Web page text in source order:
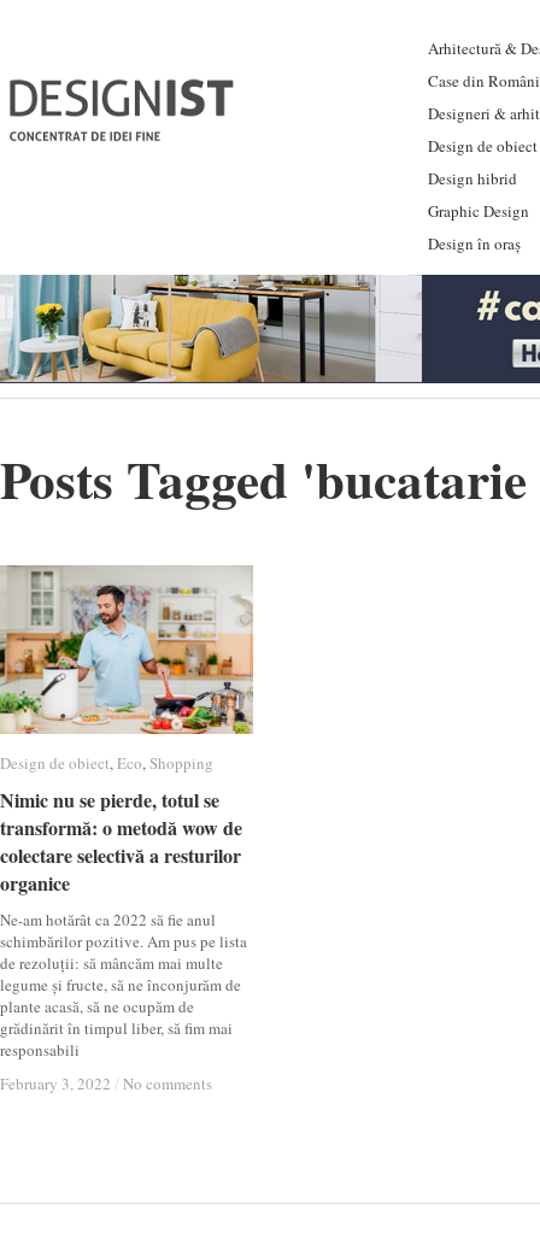
Arhitectură &
Case din
Designeri &
Design de obiect
Design hibrid
Graphic Design
Design în oraș
Posts Tagged '
Design de obiect,Eco,Shopping
Nimic nu se pierde, totul se
transformă: o metodă wow de
colectare selectivă a resturilor
organice
Ne-am hotărât ca 2022 să fie anul
schimbărilor pozitive. Am pus pe lista
de rezoluții: să mâncăm mai multe
legume și fructe, să ne înconjurăm de
plante acasă, să ne ocupăm de
grădinărit în timpul liber, să fim mai
responsabili
February 3, 2022 / No comments
Design de obiect Eco Shopping
Nimic nu se pierde, totul se
transformă: o metodă wow de
colectare selectivă a resturilor
organice
February 3, 2022 / No comments